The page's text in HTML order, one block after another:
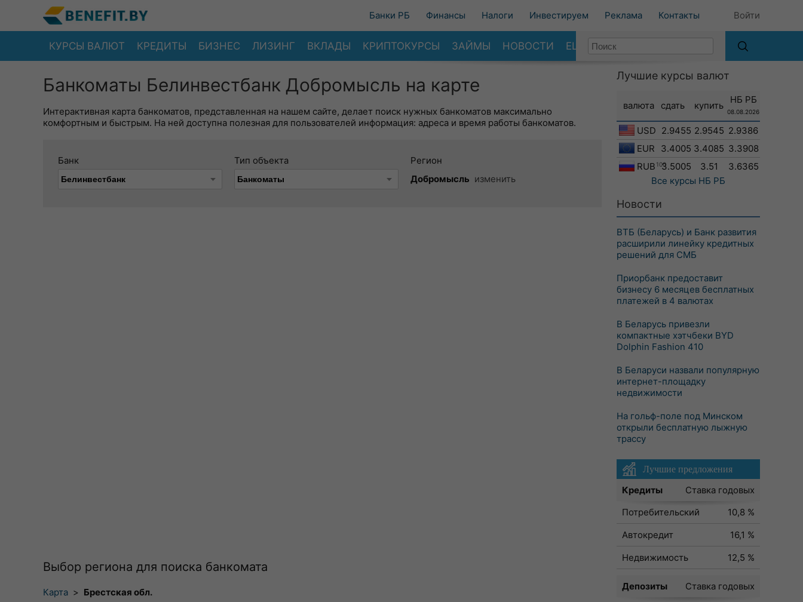
Банки РБ Финансы Налоги Инвестируем Реклама Контакты Войти
КУРСЫ ВАЛЮТ КРЕДИТЫ БИЗНЕС ЛИЗИНГ ВКЛАДЫ КРИПТОКУРСЫ ЗАЙМЫ НОВОСТИ ЕЩЕ
Банкоматы Белинвестбанк Добромысль на карте
Интерактивная карта банкоматов, представленная на нашем сайте, делает поиск нужных банкоматов максимально
комфортным и быстрым. На ней доступна полезная для пользователей информация: адреса и время работы банкоматов.
Банк Тип объекта
Регион
Добромысль изменить
Выбор региона для поиска банкомата
Карта > Брестская обл.
Лучшие курсы валют
валюта сдать купить
НБ РБ
08.08.2026
USD 2.9455 2.9545 2.9386
EUR
3.4005 3.4085 3.3908
RUB 1003.5005 3.51
3.6365
Все курсы НБ РБ
Новости
ВТБ (Беларусь) и Банк развития
расширили линейку кредитных
решений для СМБ
Приорбанк предоставит
бизнесу 6 месяцев бесплатных
платежей в 4 валютах
В Беларусь привезли
компактные хэтчбеки BYD
Dolphin Fashion 410
В Беларуси назвали популярную
интернет-площадку
недвижимости
На гольф-поле под Минском
открыли бесплатную лыжную
трассу
Лучшие предложения
Кредиты
Ставка годовых
Потребительский
10,8 %
Автокредит
16,1 %
Недвижимость
12,5 %
Депозиты
Ставка годовых